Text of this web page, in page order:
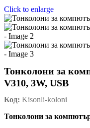
Click to enlarge
Тонколони за
V310, 3W, USB
Код: Kisonli-koloni
Тонколони за